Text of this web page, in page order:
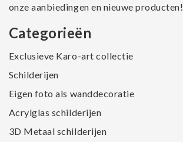
onze aanbiedingen en nieuwe producten!
Categorieën
Exclusieve Karo-art collectie
Schilderijen
Eigen foto als wanddecoratie
Acrylglas schilderijen
3D Metaal schilderijen